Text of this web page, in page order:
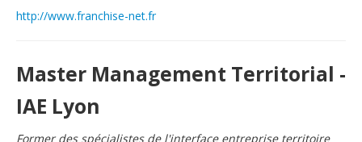
http://www.franchise-net.fr
Master Management Territorial -
IAE Lyon
Former des spécialistes de l'interface entreprise territoire